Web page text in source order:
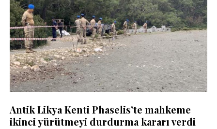
Antik Likya Kenti Phaselis’te mahkeme
ikinci yürütmeyi durdurma kararı verdi